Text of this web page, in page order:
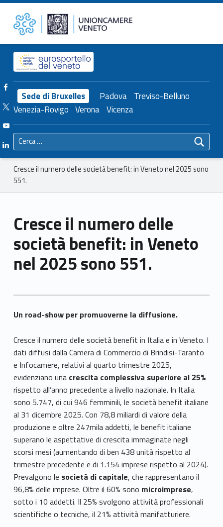
Cresce il numero delle società benefit: in Veneto nel 2025 sono 551. – Unioncamere del Veneto Unioncamere del Veneto
Header info sidebar
Sede di Bruxelles Padova Treviso-Belluno
Venezia-Rovigo Verona Vicenza
Facebook Unioncamere Veneto
Twitter Unioncamere Veneto
Youtube Unioncamere Veneto
Linkedin Unioncamere Veneto
Ricerca per:
Breadcrumbs navigation
Cresce il numero delle società benefit: in Veneto nel 2025 sono
551.
Cresce il numero delle
società benefit: in Veneto
nel 2025 sono 551.
Un road-show per promuoverne la diffusione.
Cresce il numero delle società benefit in Italia e in Veneto. I
dati diffusi dalla Camera di Commercio di Brindisi-Taranto
e Infocamere, relativi al quarto trimestre 2025,
evidenziano una crescita complessiva superiore al 25%
rispetto all’anno precedente a livello nazionale. In Italia
sono 5.747, di cui 946 femminili, le società benefit italiane
al 31 dicembre 2025. Con 78,8 miliardi di valore della
produzione e oltre 247mila addetti, le benefit italiane
superano le aspettative di crescita immaginate negli
scorsi mesi (aumentando di ben 438 unità rispetto al
trimestre precedente e di 1.154 imprese rispetto al 2024).
Prevalgono le società di capitale, che rappresentano il
96,8% delle imprese. Oltre il 60% sono microimprese,
sotto i 10 addetti. Il 25% svolgono attività professionali
scientifiche o tecniche, il 21% attività manifatturiere.